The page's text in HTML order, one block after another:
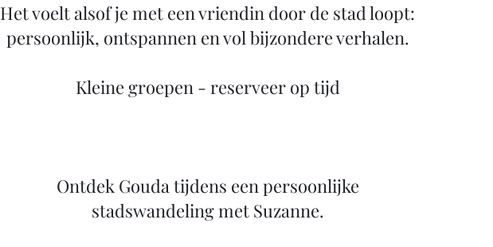
Het voelt alsof je met een vriendin door de stad loopt:
persoonlijk, ontspannen en vol bijzondere verhalen.
​Kleine groepen - reserveer op tijd
Ontdek Gouda tijdens een persoonlijke
stadswandeling met Suzanne.